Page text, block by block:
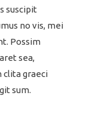
suscipit
no vis, mei
Possim
sea,
clita graeci
sum.